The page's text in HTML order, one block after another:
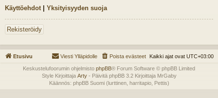
Käyttöehdot | Yksityisyyden suoja
Rekisteröidy
Etusivu Kaikki ajat ovat UTC+03:00
Poista evästeet
Viesti Ylläpidolle
Keskustelufoorumin ohjelmisto phpBB® Forum Software © phpBB Limited
Style Kirjoittaja Arty- Päivitä phpBB 3.2 Kirjoittaja MrGaby
Käännös: phpBB Suomi (lurttinen, harritapio, Pettis)